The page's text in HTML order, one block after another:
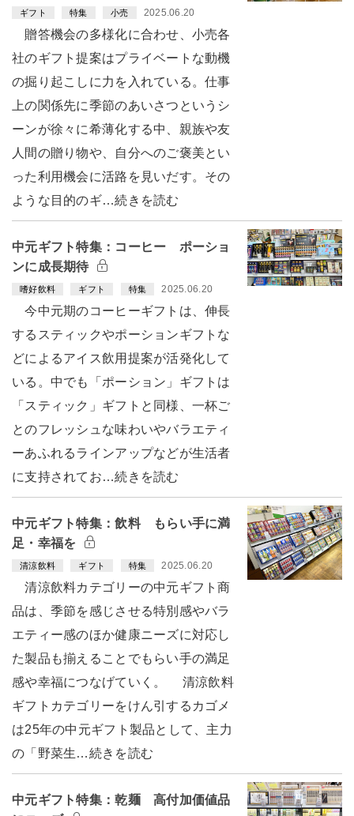
ギフト 特集 小売 2025.06.20
贈答機会の多様化に合わせ、小売各
社のギフト提案はプライベートな動機
の掘り起こしに力を入れている。仕事
上の関係先に季節のあいさつというシ
ーンが徐々に希薄化する中、親族や友
人間の贈り物や、自分へのご褒美とい
った利用機会に活路を見いだす。その
ような目的のギ…続きを読む
中元ギフト特集：コーヒー ポーショ
ンに成長期待
嗜好飲料 ギフト 特集 2025.06.20
今中元期のコーヒーギフトは、伸長
するスティックやポーションギフトな
どによるアイス飲用提案が活発化して
いる。中でも「ポーション」ギフトは
「スティック」ギフトと同様、一杯ご
とのフレッシュな味わいやバラエティ
ーあふれるラインアップなどが生活者
に支持されてお…続きを読む
中元ギフト特集：飲料 もらい手に満
足・幸福を
清涼飲料 ギフト 特集 2025.06.20
清涼飲料カテゴリーの中元ギフト商
品は、季節を感じさせる特別感やバラ
エティー感のほか健康ニーズに対応し
た製品も揃えることでもらい手の満足
感や幸福につなげていく。 清涼飲料
ギフトカテゴリーをけん引するカゴメ
は25年の中元ギフト製品として、主力
の「野菜生…続きを読む
中元ギフト特集：乾麺 高付加価値品